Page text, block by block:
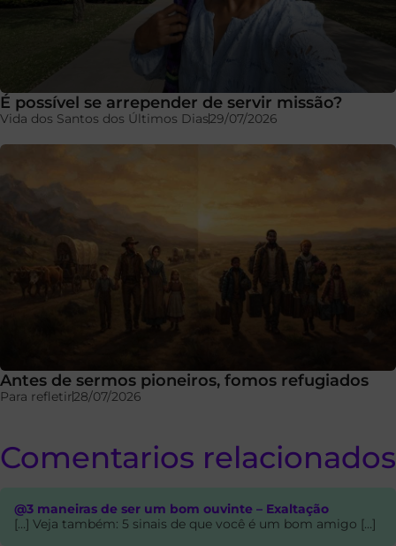
É possível se arrepender de servir missão?
Vida dos Santos dos Últimos Dias29/07/2026
Antes de sermos pioneiros, fomos refugiados
Para refletir28/07/2026
Comentarios relacionados
@3 maneiras de ser um bom ouvinte – Exaltação
[…] Veja também: 5 sinais de que você é um bom amigo […]